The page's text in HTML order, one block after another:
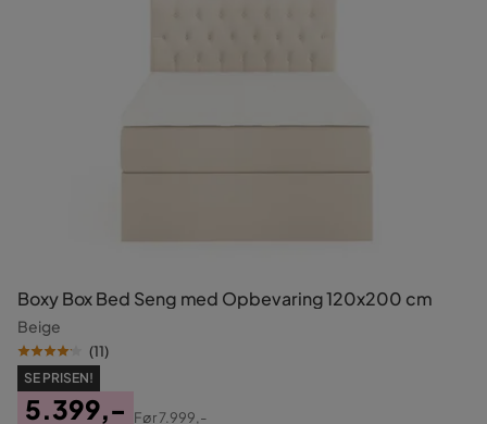
Boxy Box Bed Seng med Opbevaring 120x200 cm
Beige
(11)
SE PRISEN!
5.399,-
Før7.999,-